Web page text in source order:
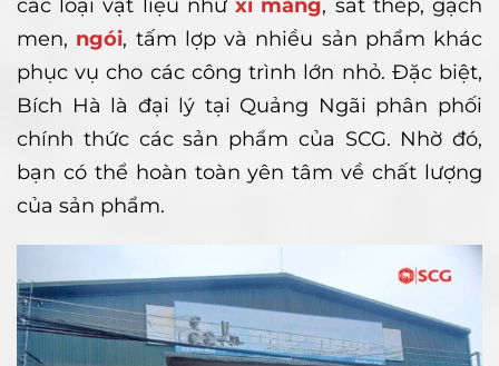
các loại vật liệu nhưxi măng, sắt thép, gạch
men, ngói, tấm lợp và nhiều sản phẩm khác
phục vụ cho các công trình lớn nhỏ. Đặc biệt,
Bích Hà là đại lý tại Quảng Ngãi phân phối
chính thức các sản phẩm của SCG. Nhờ đó,
bạn có thể hoàn toàn yên tâm về chất lượng
của sản phẩm.